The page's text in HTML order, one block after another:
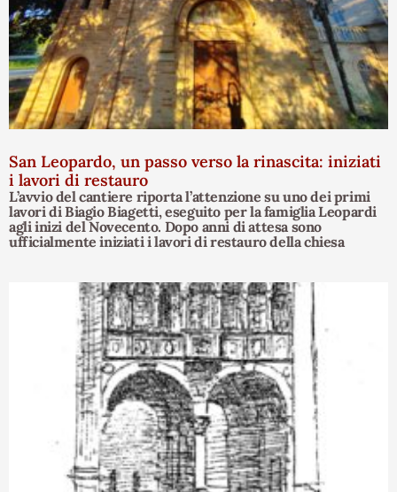
San Leopardo, un passo verso la rinascita: iniziati
i lavori di restauro
L’avvio del cantiere riporta l’attenzione su uno dei primi
lavori di Biagio Biagetti, eseguito per la famiglia Leopardi
agli inizi del Novecento. Dopo anni di attesa sono
ufficialmente iniziati i lavori di restauro della chiesa